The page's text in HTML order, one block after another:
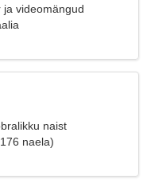
ja videomängud
naist
naela)